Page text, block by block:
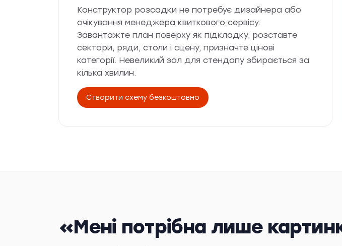
Конструктор розсадки не потребує дизайнера або
очікування менеджера квиткового сервісу.
Завантажте план поверху як підкладку, розставте
сектори, ряди, столи і сцену, призначте цінові
категорії. Невеликий зал для стендапу збирається за
кілька хвилин.
Створити схему безкоштовно
«Мені потрібна лише